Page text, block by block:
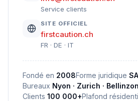
Service clients
SITE OFFICIEL
firstcaution.ch
FR · DE · IT
Fondé en 2008Forme juridique SA
Bureaux Nyon · Zurich ·
Clients 100 000+Plafond